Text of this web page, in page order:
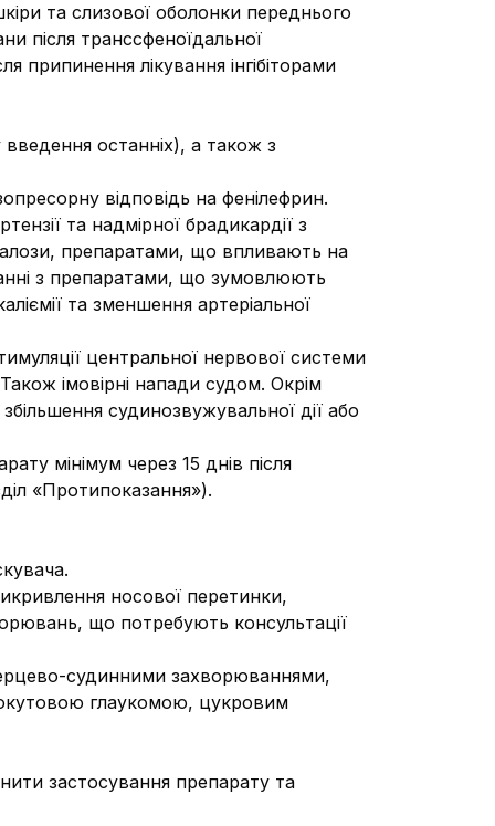
та слизової оболонки переднього
після транссфеноїдальної
припинення лікування інгібіторами
останніх), а також з
відповідь на фенілефрин.
та надмірної брадикардії з
препаратами, що впливають на
з препаратами, що зумовлюють
та зменшення артеріальної
центральної нервової системи
імовірні напади судом. Окрім
судинозвужувальної дії або
мінімум через 15 днів після
«Протипоказання»).
носової перетинки,
що потребують консультації
судинними захворюваннями,
глаукомою, цукровим
застосування препарату та